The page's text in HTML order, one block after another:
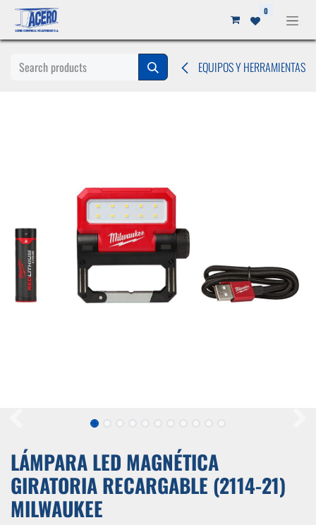
Ir al contenido 0
EQUIPOS Y HERRAMIENTAS
LÁMPARA LED MAGNÉTICA
GIRATORIA RECARGABLE (2114-21)
MILWAUKEE